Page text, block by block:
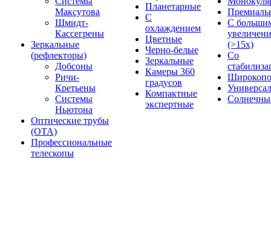
Максутова
Шмидт-
Кассегрены
Зеркальные
(рефлекторы)
Добсоны
Ричи-
Кретьены
Системы
Ньютона
Оптические трубы
(OTA)
Профессиональные
телескопы
Планетарные
С
охлаждением
Цветные
Черно-белые
Зеркальные
Камеры 360
градусов
Компактные
экспертные
С
(>15x)
Со